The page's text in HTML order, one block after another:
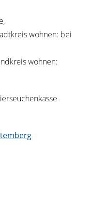
wohnen: bei
wohnen: